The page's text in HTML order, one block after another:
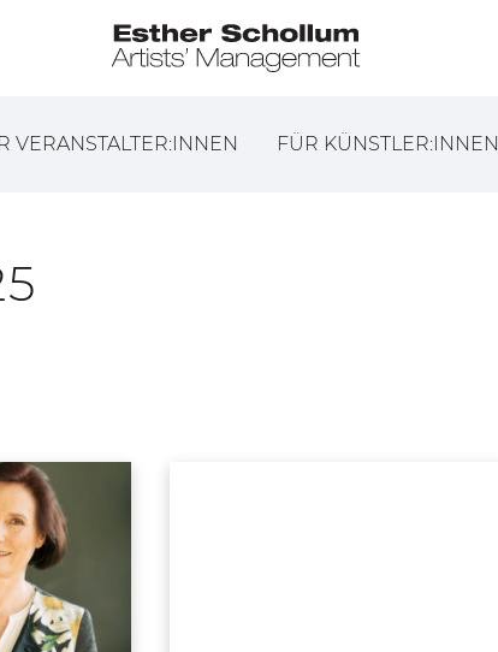
VERANSTALTER:INNEN FÜR KÜNSTLER:INNEN